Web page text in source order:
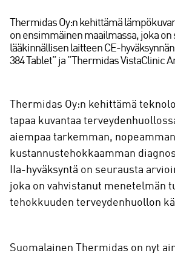
Thermidas Oy:n kehittämä
on ensimmäinen maailmassa, joka on
lääkinnällisen laitteen CE-
384 Tablet” ja ”Thermidas VistaClinic
Thermidas Oy:n kehittämä
tapaa kuvantaa
aiempaa tarkemman,
kustannustehokkaamman
IIa-hyväksyntä on seurausta
joka on vahvistanut menetelmän
tehokkuuden terveydenhuollon
Suomalainen Thermidas on nyt